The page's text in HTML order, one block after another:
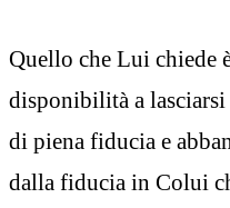
Quello che Lui chiede
disponibilità a
di piena fiducia e
dalla fiducia in Colui